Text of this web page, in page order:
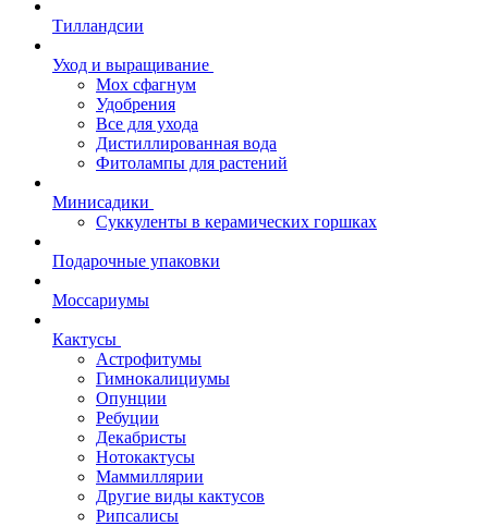
Тилландсии
Уход и выращивание
Мох сфагнум
Удобрения
Все для ухода
Дистиллированная вода
Фитолампы для растений
Минисадики
Суккуленты в керамических горшках
Подарочные упаковки
Моссариумы
Кактусы
Астрофитумы
Гимнокалициумы
Опунции
Ребуции
Декабристы
Нотокактусы
Маммиллярии
Другие виды кактусов
Рипсалисы